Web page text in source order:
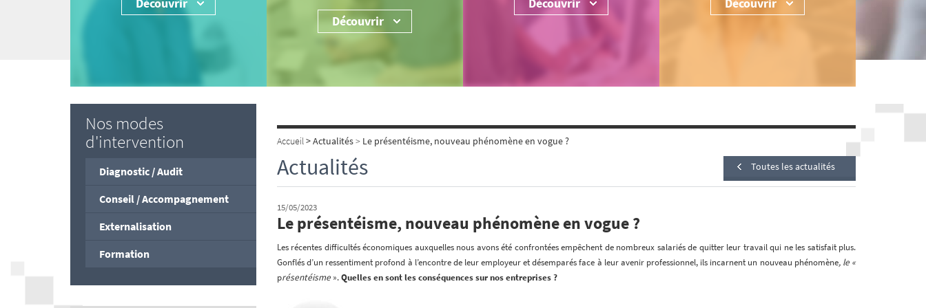
Découvrir
Nos modes
d'intervention
Diagnostic / Audit
Conseil / Accompagnement
Externalisation
Formation
Accueil>Actualités> Le présentéisme, nouveau phénomène en vogue ?
Actualités Toutes les actualités
15/05/2023
Le présentéisme, nouveau phénomène en vogue ?
Les récentes difficultés économiques auxquelles nous avons été confrontées empêchent de nombreux salariés de quitter leur travail qui ne les satisfait plus.
Gonflés d’un ressentiment profond à l’encontre de leur employeur et désemparés face à leur avenir professionnel, ils incarnent un nouveau phénomène, le «
présentéisme ».Quelles en sont les conséquences sur nos entreprises ?